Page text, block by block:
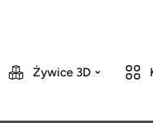
Żywice 3D